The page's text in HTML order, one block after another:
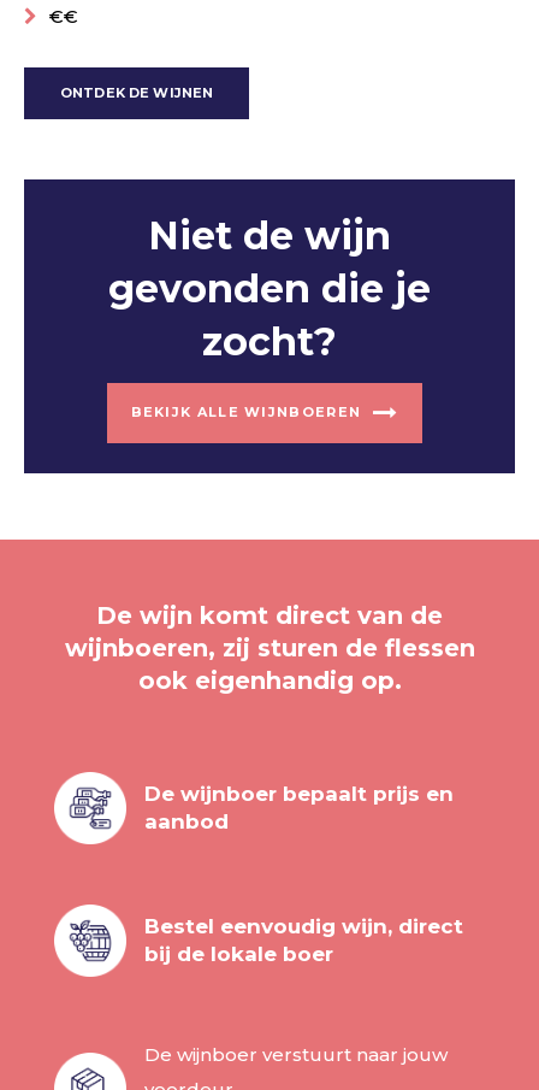
€€
ONTDEK DE WIJNEN
Niet de wijn
gevonden die je
zocht?
BEKIJK ALLE WIJNBOEREN
De wijn komt direct van de
wijnboeren, zij sturen de flessen
ook eigenhandig op.
De wijnboer bepaalt prijs en
aanbod
Bestel eenvoudig wijn, direct
bij de lokale boer
De wijnboer verstuurt naar jouw